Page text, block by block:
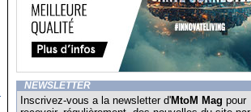
NEWSLETTER
Inscrivez-vous a la newsletter d'MtoM Mag pour